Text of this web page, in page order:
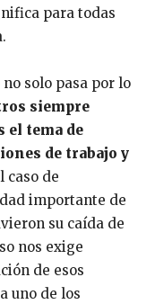
para todas
solo pasa por lo
siempre
el tema de
de trabajo y
caso de
importante de
su caída de
nos exige
de esos
uno de los